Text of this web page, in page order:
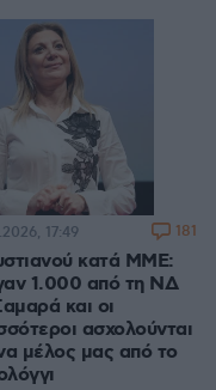
κατά ΜΜΕ:
1.000 από τη ΝΔ
και οι
ασχολούνται
μέλος μας από το
17:49 181